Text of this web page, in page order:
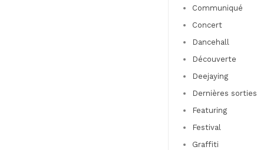
Communiqué
Concert
Dancehall
Découverte
Deejaying
Dernières sorties
Featuring
Festival
Graffiti